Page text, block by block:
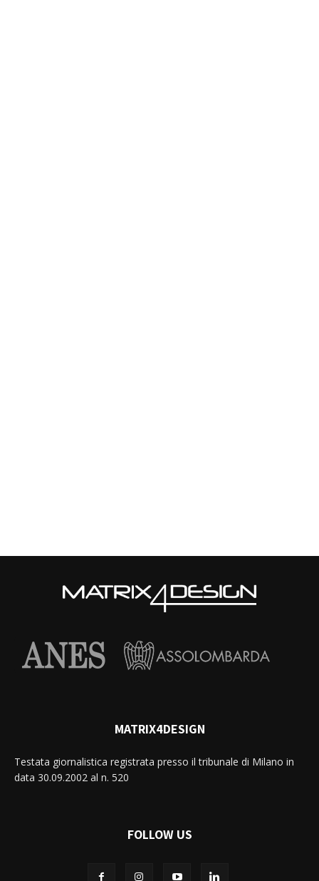
MATRIX4DESIGN
Testata giornalistica registrata presso il tribunale di Milano in
data 30.09.2002 al n. 520
FOLLOW US